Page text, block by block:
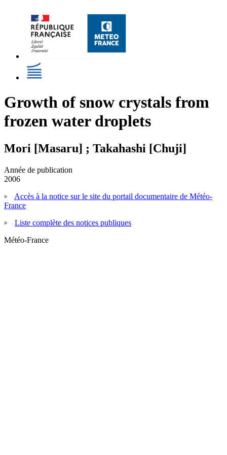
Growth of snow crystals from
frozen water droplets
Mori [Masaru] ; Takahashi [Chuji]
Année de publication
2006
Accès à la notice sur le site du portail documentaire de Météo-
France
Liste complète des notices publiques
Météo-France